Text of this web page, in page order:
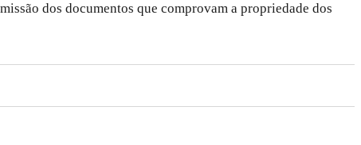
dos documentos que comprovam a propriedade dos